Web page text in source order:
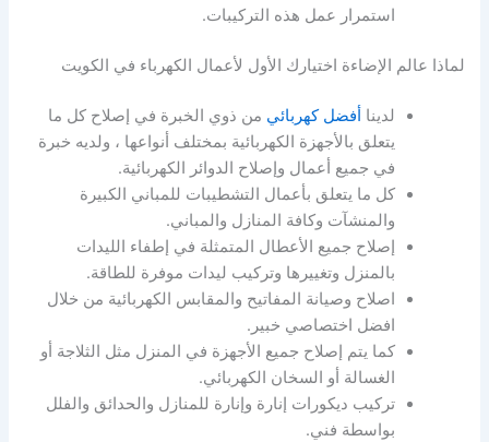
استمرار عمل هذه التركيبات.
لماذا عالم الإضاءة اختيارك الأول لأعمال الكهرباء في الكويت
لدينا أفضل كهربائي من ذوي الخبرة في إصلاح كل ما
يتعلق بالأجهزة الكهربائية بمختلف أنواعها ، ولديه خبرة
في جميع أعمال وإصلاح الدوائر الكهربائية.
كل ما يتعلق بأعمال التشطيبات للمباني الكبيرة
والمنشآت وكافة المنازل والمباني.
إصلاح جميع الأعطال المتمثلة في إطفاء الليدات
بالمنزل وتغييرها وتركيب ليدات موفرة للطاقة.
اصلاح وصيانة المفاتيح والمقابس الكهربائية من خلال
افضل اختصاصي خبير.
كما يتم إصلاح جميع الأجهزة في المنزل مثل الثلاجة أو
الغسالة أو السخان الكهربائي.
تركيب ديكورات إنارة وإنارة للمنازل والحدائق والفلل
بواسطة فني.